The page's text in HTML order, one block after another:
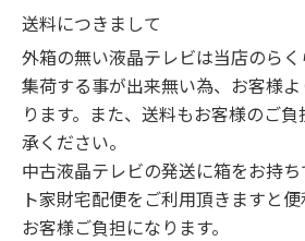
送料につきまして
外箱の無い液晶テレビは当店のら
集荷する事が出来無い為、お客様
ります。また、送料もお客様のご
承ください。
中古液晶テレビの発送に箱をお持
ト家財宅配便をご利用頂きますと
お客様ご負担になります。